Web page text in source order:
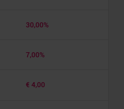
30,00%
7,00%
€ 4,00